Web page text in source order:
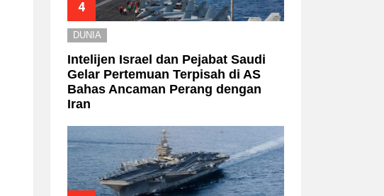
DUNIA
Intelijen Israel dan Pejabat Saudi
Gelar Pertemuan Terpisah di AS
Bahas Ancaman Perang dengan
Iran